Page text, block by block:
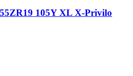
105Y XL X-Privilo